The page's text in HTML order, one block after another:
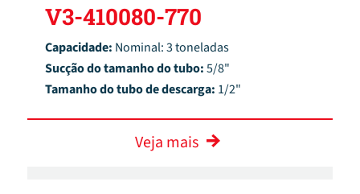
V3-410080-770
Capacidade: Nominal: 3 toneladas
Sucção do tamanho do tubo:5/8"
Tamanho do tubo de descarga: 1/2"
Veja mais